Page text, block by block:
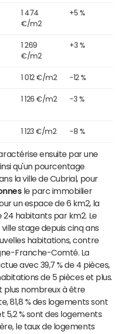
1 474
€/m2
+5 %
1 269
€/m2
+3 %
1 012 €/m2 -12 %
1 126 €/m2 -3 %
1 123 €/m2 -8 %
ensuite par une
qu'un pourcentage
la ville de Cubrial, pour
le parc immobilier
un espace de 6 km2, la
habitants par km2. Le
stage depuis cinq ans
habitations, contre
Franche-Comté. La
avec 39,7 % de 4 pièces,
de 5 pièces et plus.
plus nombreux à être
81,8 % des logements sont
5,2 % sont des logements
le taux de logements